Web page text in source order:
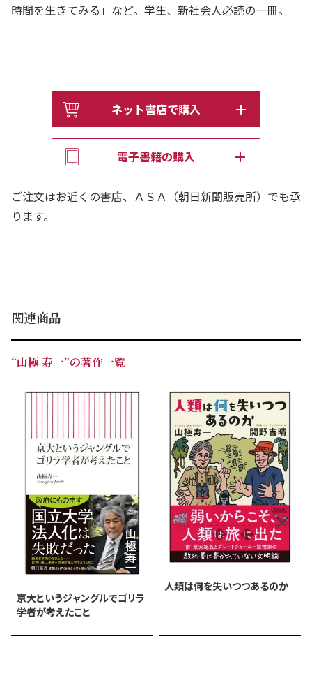
時間を生きてみる」など。学生、新社会人必読の一冊。
ネット書店で購入
電子書籍の購入
ご注文はお近くの書店、ＡＳＡ（朝日新聞販売所）でも承
ります。
関連商品
“山極 寿一”の著作一覧
京大というジャングルでゴリラ
学者が考えたこと
人類は何を失いつつあるのか